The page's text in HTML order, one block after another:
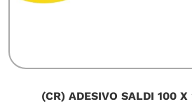
(CR) ADESIVO SALDI 100